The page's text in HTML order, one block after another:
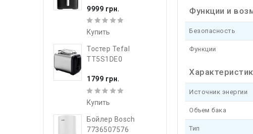
9999 грн.
Купить
Тостер Tefal
TT5S1DE0
1799 грн.
Купить
Бойлер Bosch
7736507576
Функции и
Безопасность
Функции
Источник энергии
Объем бака
Тип